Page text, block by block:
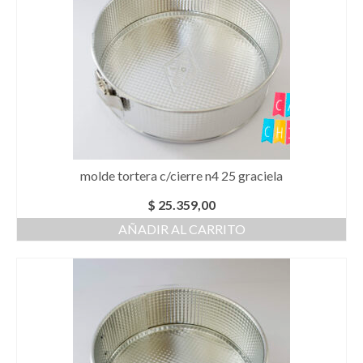
molde tortera c/cierre n4 25 graciela
$ 25.359,00
AÑADIR AL CARRITO